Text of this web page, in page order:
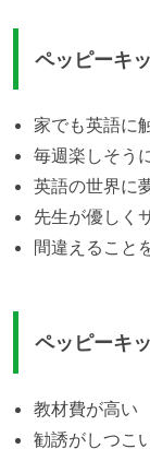
ペッピーキ
家でも英語に
毎週楽しそう
英語の世界に
先生が優しく
間違えること
ペッピーキ
教材費が高い
勧誘がしつこ